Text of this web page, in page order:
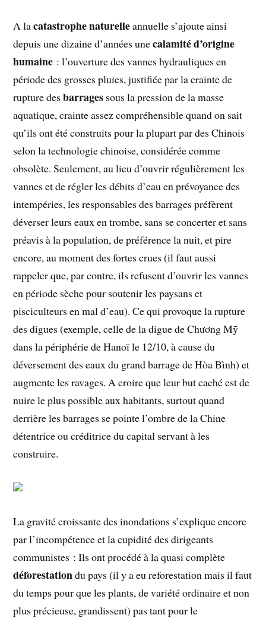
A lacatastrophe naturelleannuelle s’ajoute ainsi
depuis une dizaine d’années unecalamité d’origine
humaine : l’ouverture des vannes hydrauliques en
période des grosses pluies, justifiée par la crainte de
rupture desbarrages sous la pression de la masse
aquatique, crainte assez compréhensible quand on sait
qu’ils ont été construits pour la plupart par des Chinois
selon la technologie chinoise, considérée comme
obsolète. Seulement, au lieu d’ouvrir régulièrement les
vannes et de régler les débits d’eau en prévoyance des
intempéries, les responsables des barrages préfèrent
déverser leurs eaux en trombe, sans se concerter et sans
préavis à la population, de préférence la nuit, et pire
encore, au moment des fortes crues (il faut aussi
rappeler que, par contre, ils refusent d’ouvrir les vannes
en période sèche pour soutenir les paysans et
pisciculteurs en mal d’eau). Ce qui provoque la rupture
des digues (exemple, celle de la digue de Chương Mỹ
dans la périphérie de Hanoï le 12/10, à cause du
déversement des eaux du grand barrage de Hòa Bình) et
augmente les ravages. A croire que leur but caché est de
nuire le plus possible aux habitants, surtout quand
derrière les barrages se pointe l’ombre de la Chine
détentrice ou créditrice du capital servant à les
construire.
La gravité croissante des inondations s’explique encore
par l’incompétence et la cupidité des dirigeants
communistes : Ils ont procédé à la quasi complète
déforestationdu pays (il y a eu reforestation mais il faut
du temps pour que les plants, de variété ordinaire et non
plus précieuse, grandissent) pas tant pour le